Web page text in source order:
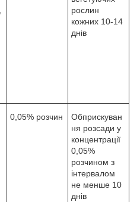
рослин
кожних 10-14
днів
0,05% розчин
Обприскуван
ня розсади у
концентрації
0,05%
розчином з
інтервалом
не менше 10
днів